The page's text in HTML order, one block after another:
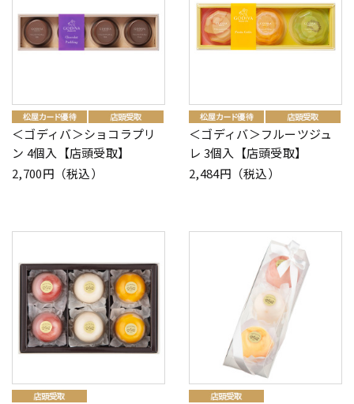
＜ゴディバ＞ショコラプリ
ン 4個入【店頭受取】
2,700円（税込）
＜ゴディバ＞フルーツジュ
レ 3個入【店頭受取】
2,484円（税込）